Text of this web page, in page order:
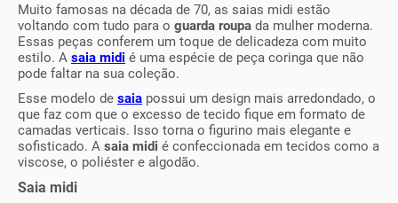
Muito famosas na década de 70, as saias midi estão
voltando com tudo para o guarda roupa da mulher moderna.
Essas peças conferem um toque de delicadeza com muito
estilo. A saia midi é uma espécie de peça coringa que não
pode faltar na sua coleção.
Esse modelo de saia possui um design mais arredondado, o
que faz com que o excesso de tecido fique em formato de
camadas verticais. Isso torna o figurino mais elegante e
sofisticado. A saia midi é confeccionada em tecidos como a
viscose, o poliéster e algodão.
Saia midi